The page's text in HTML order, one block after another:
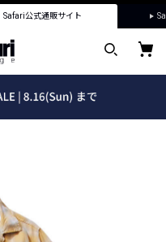
Safari公式通販サイト